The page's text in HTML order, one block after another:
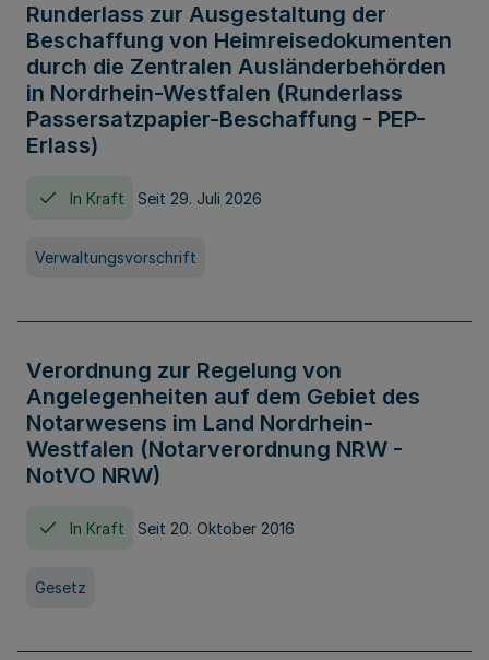
Runderlass zur Ausgestaltung der
Beschaffung von Heimreisedokumenten
durch die Zentralen Ausländerbehörden
in Nordrhein-Westfalen (Runderlass
Passersatzpapier-Beschaffung - PEP-
Erlass)
In Kraft Seit 29. Juli 2026
Verwaltungsvorschrift
Verordnung zur Regelung von
Angelegenheiten auf dem Gebiet des
Notarwesens im Land Nordrhein-
Westfalen (Notarverordnung NRW -
NotVO NRW)
In Kraft Seit 20. Oktober 2016
Gesetz